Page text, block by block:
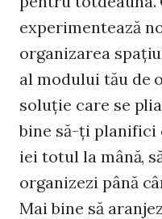
experimentează
organizarea
al modului tău de
soluţie care se
bine să-ţi planifici
iei totul la mână,
organizezi până
Mai bine să